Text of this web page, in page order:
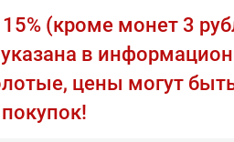
(кроме монет 3
в
цены могут